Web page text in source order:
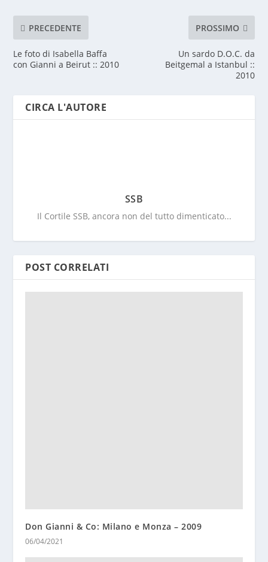
PRECEDENTE
Le foto di Isabella Baffa
con Gianni a Beirut :: 2010
PROSSIMO
Un sardo D.O.C. da
Beitgemal a Istanbul ::
2010
CIRCA L'AUTORE
SSB
Il Cortile SSB, ancora non del tutto dimenticato...
POST CORRELATI
Don Gianni & Co: Milano e Monza – 2009
06/04/2021